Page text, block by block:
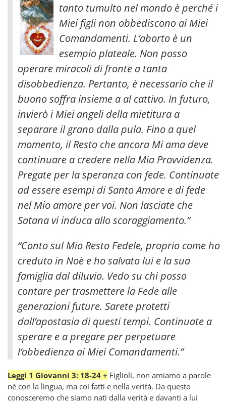
tanto tumulto nel mondo è perché i
Miei figli non obbediscono ai Miei
Comandamenti. L’aborto è un
esempio plateale. Non posso
operare miracoli di fronte a tanta
disobbedienza. Pertanto, è necessario che il
buono soffra insieme a al cattivo. In futuro,
invierò i Miei angeli della mietitura a
separare il grano dalla pula. Fino a quel
momento, il Resto che ancora Mi ama deve
continuare a credere nella Mia Provvidenza.
Pregate per la speranza con fede. Continuate
ad essere esempi di Santo Amore e di fede
nel Mio amore per voi. Non lasciate che
Satana vi induca allo scoraggiamento.”
“Conto sul Mio Resto Fedele, proprio come ho
creduto in Noè e ho salvato lui e la sua
famiglia dal diluvio. Vedo su chi posso
contare per trasmettere la Fede alle
generazioni future. Sarete protetti
dall’apostasia di questi tempi. Continuate a
sperare e a pregare per perpetuare
l’obbedienza ai Miei Comandamenti.”
Leggi 1 Giovanni 3: 18-24 + Figlioli, non amiamo a parole
né con la lingua, ma coi fatti e nella verità. Da questo
conosceremo che siamo nati dalla verità e davanti a lui